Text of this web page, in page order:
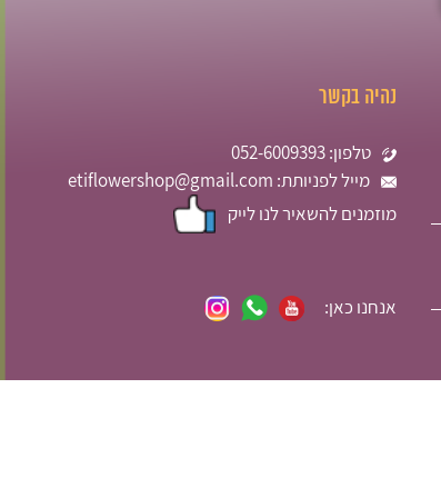
נהיה בקשר
טלפון: 052-6009393
מייל לפניותת: etiflowershop@gmail.com
מוזמנים להשאיר לנו לייק
אנחנו כאן: